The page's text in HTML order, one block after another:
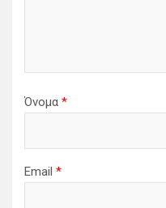
Όνομα *
Email *